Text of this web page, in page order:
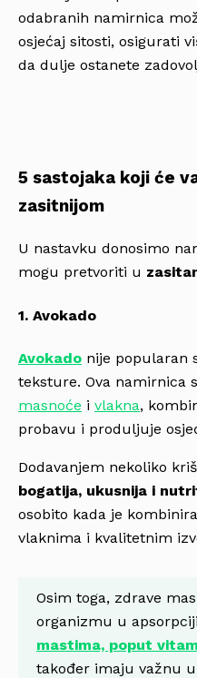
odabranih namirnica
osjećaj sitosti, osigurati
da dulje ostanete
5 sastojaka koji će
zasitnijom
U nastavku donosimo
mogu pretvoriti u
1. Avokado
Avokado nije popularan
teksture. Ova namirnica
masnoće i vlakna,
probavu i produljuje
Dodavanjem nekoliko
bogatija, ukusnija i
osobito kada je
vlaknima i kvalitetnim
Osim toga, zdrave
organizmu u apsorpciji
mastima, poput
također imaju važnu